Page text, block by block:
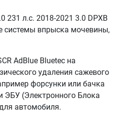
231 л.с. 2018-2021 3.0 DPXB
системы впрыска мочевины,
AdBlue Bluetec на
удаления сажевого
форсунки или бачка
ЭБУ (Электронного Блока
автомобиля.